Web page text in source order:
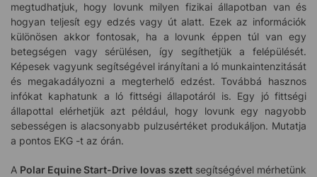
megtudhatjuk, hogy lovunk milyen fizikai állapotban van és
hogyan teljesít egy edzés vagy út alatt. Ezek az információk
különösen akkor fontosak, ha a lovunk éppen túl van egy
betegségen vagy sérülésen, így segíthetjük a felépülését.
Képesek vagyunk segítségével irányítani a ló munkaintenzitását
és megakadályozni a megterhelő edzést. Továbbá hasznos
infókat kaphatunk a ló fittségi állapotáról is. Egy jó fittségi
állapottal elérhetjük azt például, hogy lovunk egy nagyobb
sebességen is alacsonyabb pulzusértéket produkáljon. Mutatja
a pontos EKG -t az órán.
A Polar Equine Start-Drive lovas szettsegítségével mérhetünk